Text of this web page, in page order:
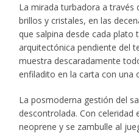
La mirada turbadora a través
brillos y cristales, en las
que salpina desde cada plato
arquitectónica pendiente del
muestra descaradamente
enfiladito en la carta con una
La posmoderna gestión del
descontrolada. Con celeridad
neoprene y se zambulle al